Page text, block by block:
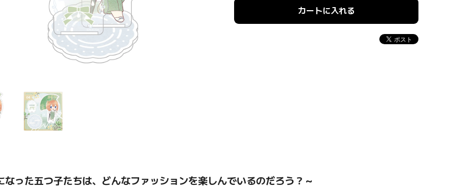
カートに入れる
なった五つ子たちは、どんなファッションを楽しんでいるのだろう？～